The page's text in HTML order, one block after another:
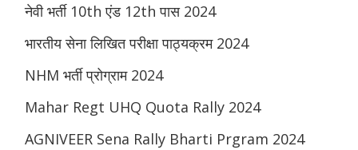
नेवी भर्ती 10th एंड 12th पास 2024
भारतीय सेना लिखित परीक्षा पाठ्यक्रम 2024
NHM भर्ती प्रोग्राम 2024
Mahar Regt UHQ Quota Rally 2024
AGNIVEER Sena Rally Bharti Prgram 2024